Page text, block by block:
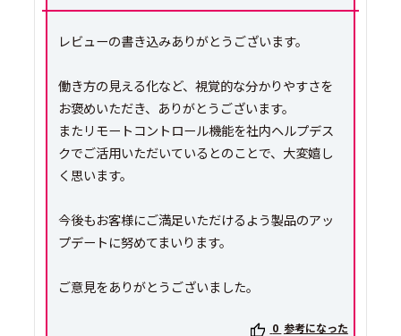
レビューの書き込みありがとうございます。
働き方の見える化など、視覚的な分かりやすさを
お褒めいただき、ありがとうございます。
またリモートコントロール機能を社内ヘルプデス
クでご活用いただいているとのことで、大変嬉し
く思います。
今後もお客様にご満足いただけるよう製品のアッ
プデートに努めてまいります。
ご意見をありがとうございました。
0 参考になった